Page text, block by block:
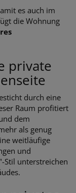
es auch im
die Wohnung
private
durch eine
Raum profitiert
dem
als genug
weitläufige
und
Stil unterstreichen